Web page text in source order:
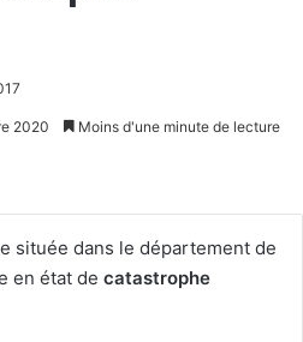
2020 Moins d'une minute de lecture
située dans le département de
en état de catastrophe